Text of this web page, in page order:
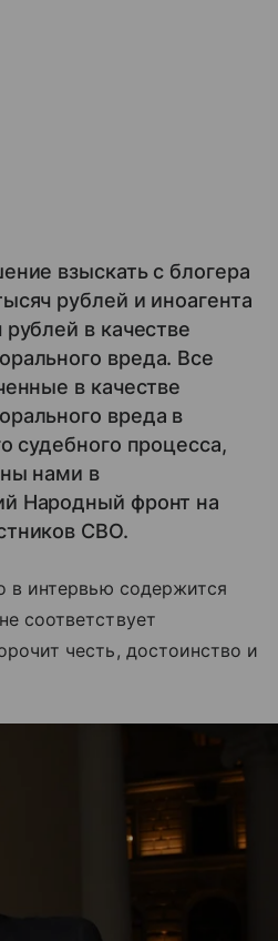
взыскать с блогера
рублей и иноагента
в качестве
вреда. Все
в качестве
вреда в
судебного процесса,
нами в
Народный фронт на
СВО.
в интервью содержится
соответствует
честь, достоинство и